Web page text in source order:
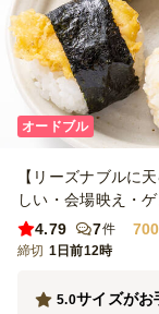
オードブル
【リーズナブルに
しい・会場映え・
4.79
7件 700
締切 1日前12時
サイズがお
5.0